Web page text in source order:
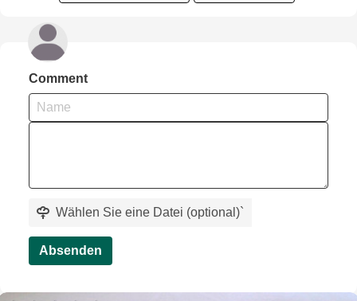
Comment
Wählen Sie eine Datei (optional)`
Absenden